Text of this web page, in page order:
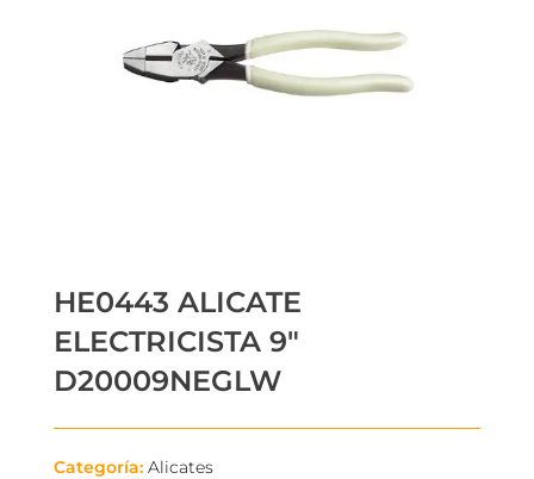
HE0443 ALICATE
ELECTRICISTA 9″
D20009NEGLW
Categoría: Alicates